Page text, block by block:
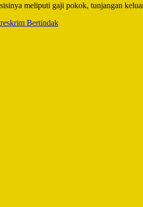
meliputi gaji pokok, tunjangan
Bertindak